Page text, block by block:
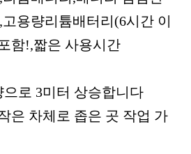
용량리튬배터리(6시간 이
함!,짧은 사용시간
로 3미터 상승합니다
은 차체로 좁은 곳 작업 가